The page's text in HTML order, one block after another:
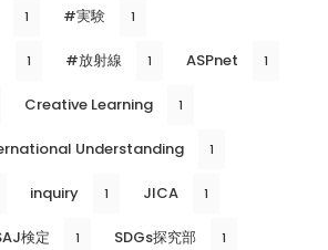
1 #実験 1
1 #放射線 1 ASPnet 1
Creative Learning 1
Understanding 1
inquiry 1 JICA 1
検定 1 SDGs探究部 1